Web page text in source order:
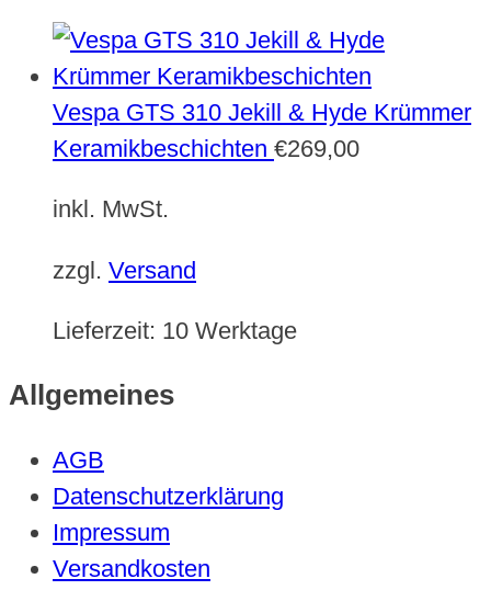
Vespa GTS 310 Jekill & Hyde Krümmer
Keramikbeschichten €269,00
inkl. MwSt.
zzgl. Versand
Lieferzeit: 10 Werktage
Allgemeines
AGB
Datenschutzerklärung
Impressum
Versandkosten